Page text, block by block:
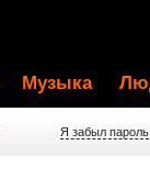
Музыка
Я забыл пароль